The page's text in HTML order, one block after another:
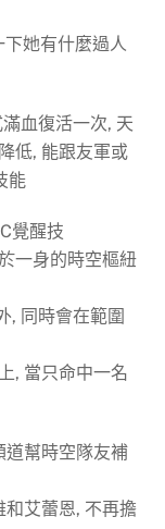
她有什麼過人
血復活一次, 天
低, 能跟友軍或
能
覺醒技
一身的時空樞紐
, 同時會在範圍
, 當只命中一名
道幫時空隊友補
艾蕾恩, 不再擔